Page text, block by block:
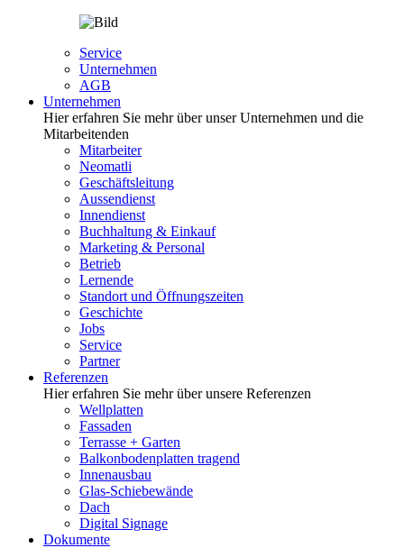
Service
Unternehmen
AGB
Unternehmen
Hier erfahren Sie mehr über unser Unternehmen und die
Mitarbeitenden
Mitarbeiter
Neomatli
Geschäftsleitung
Aussendienst
Innendienst
Buchhaltung & Einkauf
Marketing & Personal
Betrieb
Lernende
Standort und Öffnungszeiten
Geschichte
Jobs
Service
Partner
Referenzen
Hier erfahren Sie mehr über unsere Referenzen
Wellplatten
Fassaden
Terrasse + Garten
Balkonbodenplatten tragend
Innenausbau
Glas-Schiebewände
Dach
Digital Signage
Dokumente